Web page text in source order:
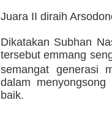
Juara II diraih
Dikatakan Subhan
tersebut emmang
semangat generasi
dalam
baik.